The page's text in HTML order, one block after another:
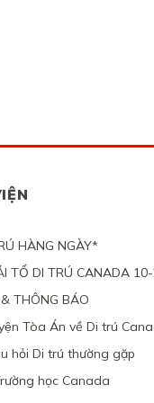
HÀNG NGÀY*
TỔ DI TRÚ CANADA
THÔNG BÁO
Tòa Án về Di trú
hỏi Di trú thường gặp
học Canada